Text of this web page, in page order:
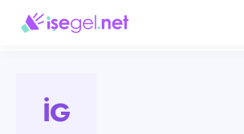
Pozisyon
İkram ve Kat Görevlisi
KategoriİG